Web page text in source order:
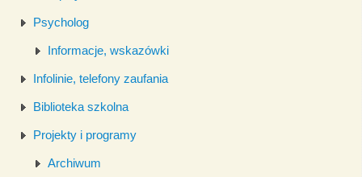
Psycholog
Informacje, wskazówki
Infolinie, telefony zaufania
Biblioteka szkolna
Projekty i programy
Archiwum